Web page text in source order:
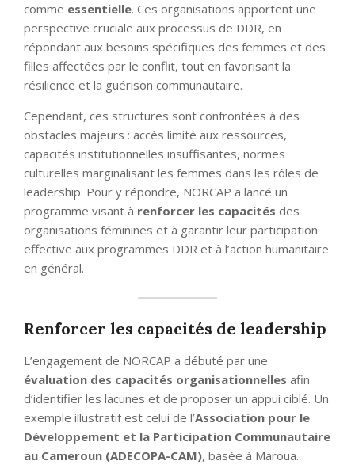
comme essentielle. Ces organisations apportent une
perspective cruciale aux processus de DDR, en
répondant aux besoins spécifiques des femmes et des
filles affectées par le conflit, tout en favorisant la
résilience et la guérison communautaire.
Cependant, ces structures sont confrontées à des
obstacles majeurs : accès limité aux ressources,
capacités institutionnelles insuffisantes, normes
culturelles marginalisant les femmes dans les rôles de
leadership. Pour y répondre, NORCAP a lancé un
programme visant à renforcer les capacités des
organisations féminines et à garantir leur participation
effective aux programmes DDR et à l’action humanitaire
en général.
Renforcer les capacités de leadership
L’engagement de NORCAP a débuté par une
évaluation des capacités organisationnelles afin
d’identifier les lacunes et de proposer un appui ciblé. Un
exemple illustratif est celui de l’Association pour le
Développement et la Participation Communautaire
au Cameroun (ADECOPA-CAM), basée à Maroua.